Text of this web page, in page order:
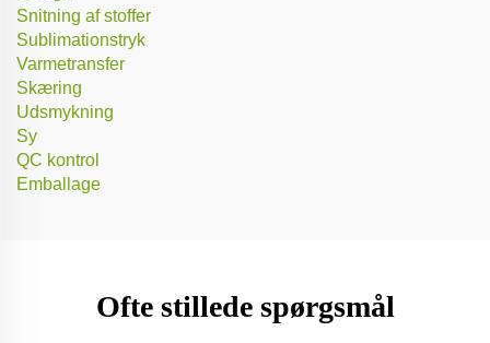
Snitning af stoffer
Sublimationstryk
Varmetransfer
Skæring
Udsmykning
Sy
QC kontrol
Emballage
Ofte stillede spørgsmål